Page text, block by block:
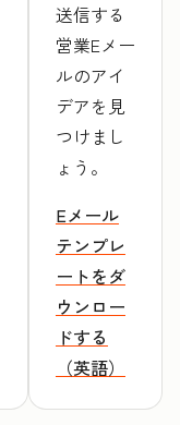
送信する
営業Eメー
ルのアイ
デアを見
つけまし
ょう。
Eメール
テンプレ
ートをダ
ウンロー
ドする
（英語）